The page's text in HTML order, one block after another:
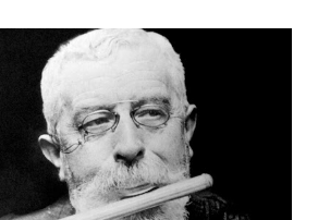
mi hermana me dio un día cuatro
la vida. Si os duele algo, o si
podéis evitar que os duela en el futuro
alumnos, no dudéis en preguntarle.
ella por aquí , indicando que vuestra
María José o en nuestro correo